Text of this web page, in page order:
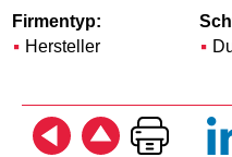
Firmentyp:
Hersteller